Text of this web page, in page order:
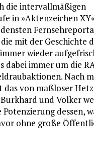
die intervallmäßigen
in »Aktenzeichen
mit der Geschichte
wieder
dabei immer um die
Nach
das von maßloser
und Volker
dessen,
ohne große